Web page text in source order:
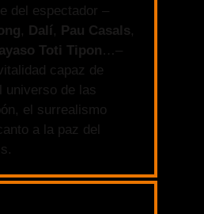
del espectador –
, Dalí , Pau Casals,
Toti Tipon …–
capaz de
universo de las
el surrealismo
a la paz del